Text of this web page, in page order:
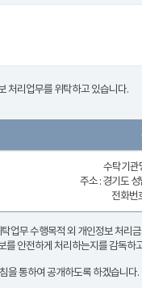
처리업무를 위탁하고 있습니다.
수탁기관
주소 : 경기도
전화번
무 수행목적 외 개인정보 처리
를 안전하게 처리하는지를 감독하
을 통하여 공개하도록 하겠습니다.